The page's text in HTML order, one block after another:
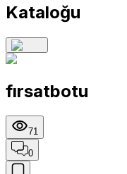
Kataloğu
fırsatbotu
71
0